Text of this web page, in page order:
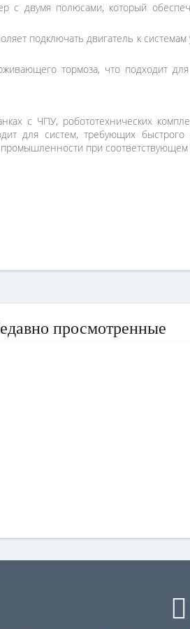
с двумя полюсами, который
подключать двигатель к
тормоза, что подходит
с ЧПУ, робототехнических
для систем, требующих
при
просмотренные